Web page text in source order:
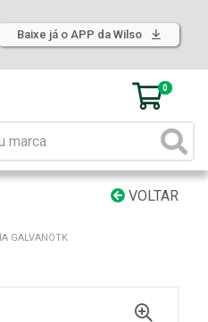
Baixe já o APP da Wilso
0
VOLTAR
GALVANOTK